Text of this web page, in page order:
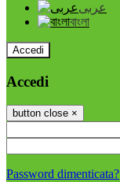
عربى
বাংলা
Accedi
Accedi
button close ×
Password dimenticata?